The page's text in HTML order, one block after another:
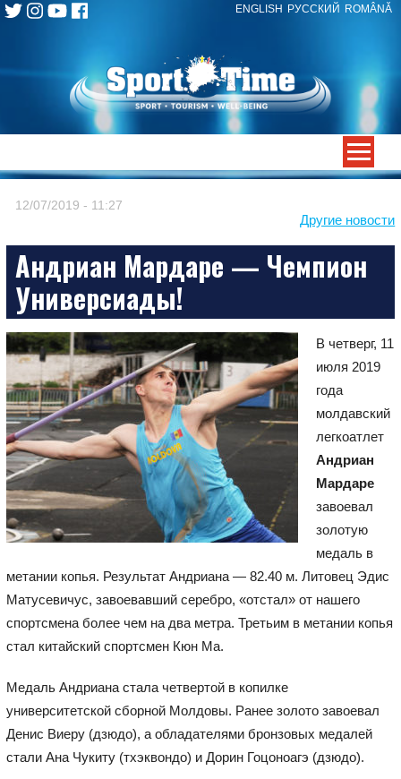
ENGLISH РУССКИЙ ROMÂNĂ
Skip
Другие новости
12/07/2019 - 11:27
Андриан Мардаре — Чемпион
Универсиады!
В четверг, 11
июля 2019
года
молдавский
легкоатлет
Андриан
Мардаре
завоевал
золотую
медаль в
метании копья. Результат Андриана — 82.40 м. Литовец Эдис
Матусевичус, завоевавший серебро, «отстал» от нашего
спортсмена более чем на два метра. Третьим в метании копья
стал китайский спортсмен Кюн Ма.
Медаль Андриана стала четвертой в копилке
университетской сборной Молдовы. Ранее золото завоевал
Денис Виеру (дзюдо), а обладателями бронзовых медалей
стали Ана Чукиту (тхэквондо) и Дорин Гоцоноагэ (дзюдо).